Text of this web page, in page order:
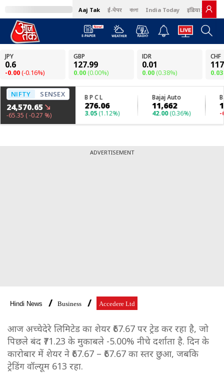
Aaj Tak ई-पेपर বাংলা India Today इंडिया टुडे हिंदी
ADVERTISEMENT
Hindi News Business Accedere Ltd
आज अच्चेदेरे लिमिटेड का शेयर ₹67.67 पर ट्रेड कर रहा है, जो
पिछले बंद ₹71.23 के मुकाबले -5.00% नीचे दर्शाता है. दिन के
कारोबार में शेयर ने ₹67.67 – ₹67.67 का स्तर छुआ, जबकि
ट्रेडिंग वॉल्यूम 613 रहा.